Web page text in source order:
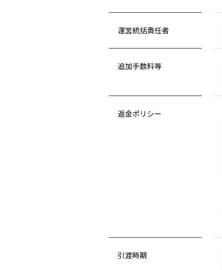
運営統括責任者
追加手数料等
返金ポリシー
引渡時期